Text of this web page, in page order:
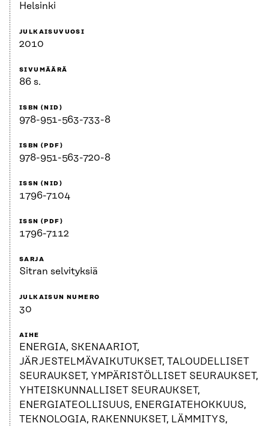
Helsinki
JULKAISUVUOSI
2010
SIVUMÄÄRÄ
86 s.
ISBN (NID)
978-951-563-733-8
ISBN (PDF)
978-951-563-720-8
ISSN (NID)
1796-7104
ISSN (PDF)
1796-7112
SARJA
Sitran selvityksiä
JULKAISUN NUMERO
30
AIHE
ENERGIA, SKENAARIOT,
JÄRJESTELMÄVAIKUTUKSET, TALOUDELLISET
SEURAUKSET, YMPÄRISTÖLLISET SEURAUKSET,
YHTEISKUNNALLISET SEURAUKSET,
ENERGIATEOLLISUUS, ENERGIATEHOKKUUS,
TEKNOLOGIA, RAKENNUKSET, LÄMMITYS,